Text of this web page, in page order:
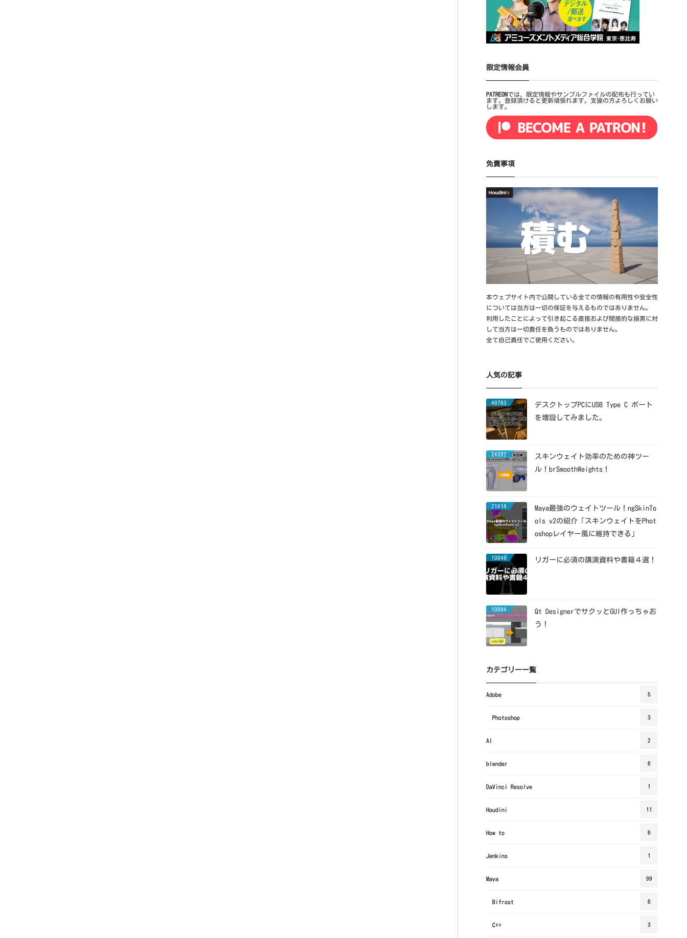
限定情報会員
PATREONでは、限定情報やサンプルファイルの配布も行ってい
ます。登録頂けると更新頑張れます。支援の方よろしくお願い
します。
免責事項
本ウェブサイト内で公開している全ての情報の有用性や安全性
については当方は一切の保証を与えるものではありません。
利用したことによって引き起こる直接および間接的な損害に対
して当方は一切責任を負うものではありません。
全て自己責任でご使用ください。
人気の記事
49793
デスクトップPCにUSB Type C ポート
を増設してみました。
24392
スキンウェイト効率のための神ツー
ル！brSmoothWeights！
21914
Maya最強のウェイトツール！ngSkinTo
ols v2の紹介「スキンウェイトをPhot
oshopレイヤー風に維持できる」
10848 リガーに必須の講演資料や書籍４選！
10094
Qt DesignerでサクッとGUI作っちゃお
う！
カテゴリー一覧
Adobe 5
Photoshop 3
AI 2
blender 6
DaVinci Resolve 1
Houdini 11
How to 6
Jenkins 1
Maya 99
Bifrost 6
C++ 3